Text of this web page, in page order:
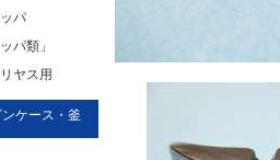
パ
パ類」
ヤス用
ケース・釜